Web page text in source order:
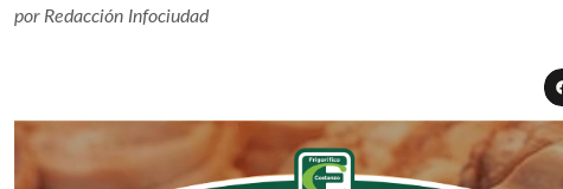
porRedacción Infociudad